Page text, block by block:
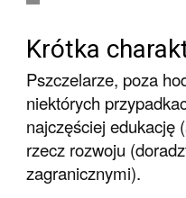
Krótka
Pszczelarze, poza
niektórych
najczęściej edukację
rzecz rozwoju
zagranicznymi).